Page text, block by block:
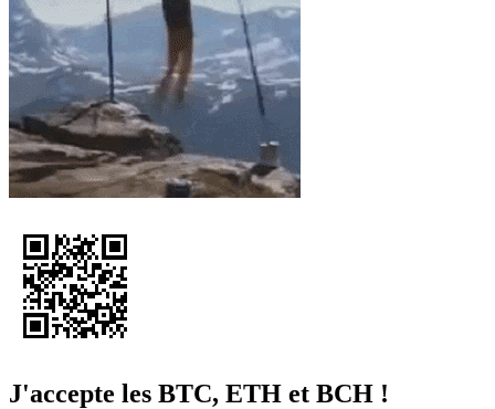
J'accepte les BTC, ETH et BCH !